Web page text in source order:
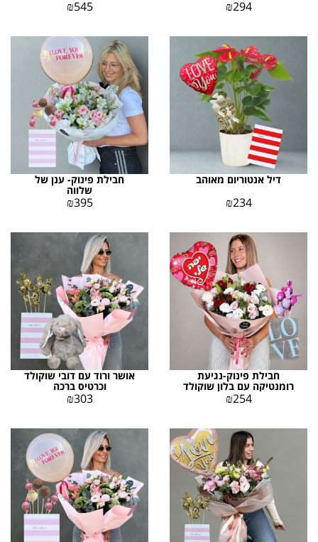
₪294
₪545
דיל אנטוריום מאוהב
₪234
חבילת פינוק- ענן של
שלווה
₪395
חבילת פינוק-נגיעת
רומנטיקה עם בלון שוקולד
וכרטיס ברכה
₪254
אושר ורוד עם דובי שוקולד
וכרטיס ברכה
₪303